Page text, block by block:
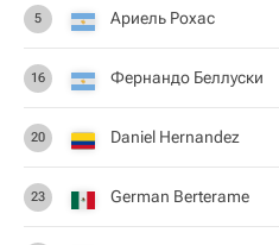
5 Ариель Рохас
16 Фернандо Беллуски
20 Daniel Hernandez
23 German Berterame